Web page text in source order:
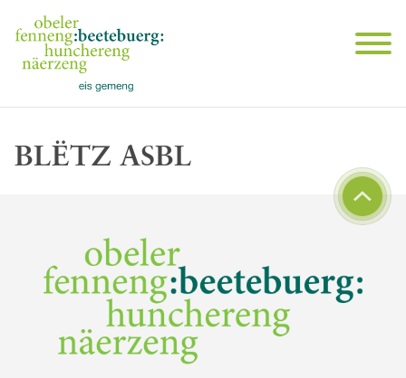
BLËTZ ASBL